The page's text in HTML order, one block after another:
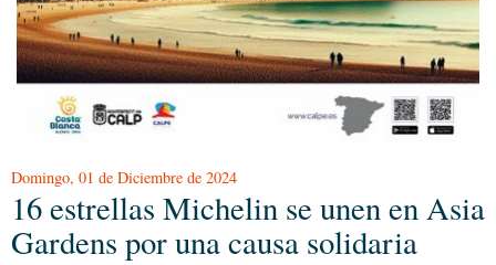
Domingo, 01 de Diciembre de 2024
16 estrellas Michelin se unen en Asia
Gardens por una causa solidaria